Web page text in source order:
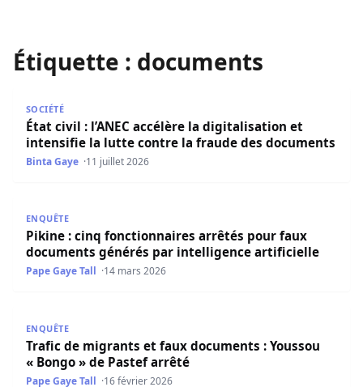
Étiquette : documents
SOCIÉTÉ
État civil : l’ANEC accélère la digitalisation et
intensifie la lutte contre la fraude des documents
Binta Gaye 11 juillet 2026
ENQUÊTE
Pikine : cinq fonctionnaires arrêtés pour faux
documents générés par intelligence artificielle
Pape Gaye Tall 14 mars 2026
ENQUÊTE
Trafic de migrants et faux documents : Youssou
« Bongo » de Pastef arrêté
Pape Gaye Tall 16 février 2026